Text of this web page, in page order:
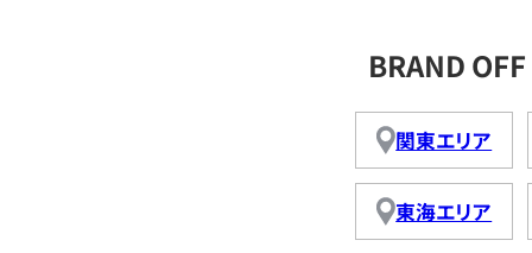
BRAND
関東エリア
東海エリア